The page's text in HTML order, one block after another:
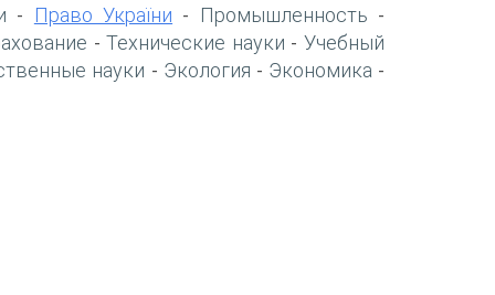
- Право України - Промышленность -
-Технические науки -Учебный
науки - Экология - Экономика -